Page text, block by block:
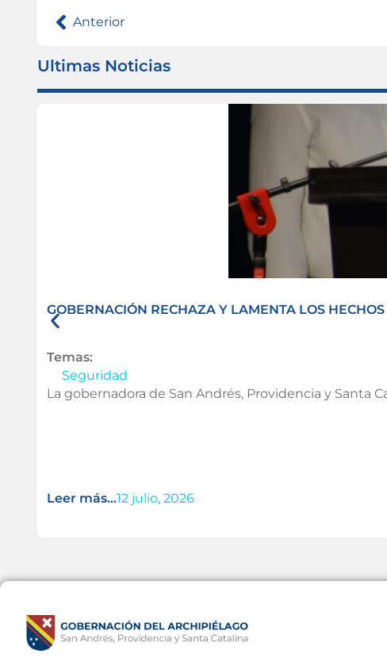
Anterior
Ultimas Noticias
GOBERNACIÓN RECHAZA Y LAMENTA LOS
Temas:
Seguridad
La gobernadora de San Andrés, Providencia y Santa
Leer más...12 julio, 2026